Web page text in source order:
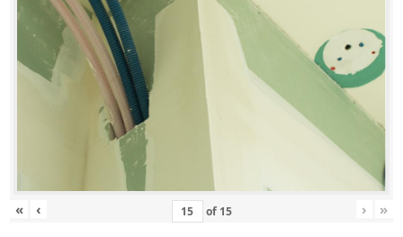
« ‹ of 15 › »